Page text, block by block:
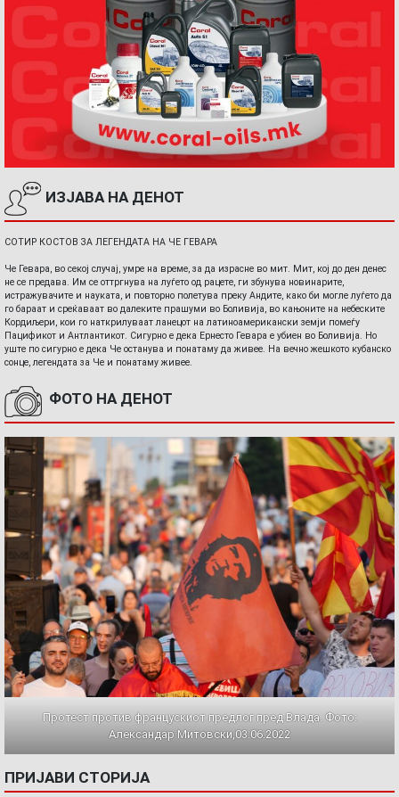
ИЗЈАВА НА ДЕНОТ
СОТИР КОСТОВ ЗА ЛЕГЕНДАТА НА ЧЕ ГЕВАРА
Че Гевара, во секој случај, умре на време, за да израсне во мит. Мит, кој до ден денес
не се предава. Им се оттргнува на луѓето од рацете, ги збунува новинарите,
истражувачите и науката, и повторно полетува преку Андите, како би могле луѓето да
го бараат и среќаваат во далеките прашуми во Боливија, во кањоните на небеските
Кордиљери, кои го наткрилуваат ланецот на латиноамерикански земји помеѓу
Пацификот и Антлантикот. Сигурно е дека Ернесто Гевара е убиен во Боливија. Но
уште по сигурно е дека Че останува и понатаму да живее. На вечно жешкото кубанско
сонце, легендата за Че и понатаму живее.
ФОТО НА ДЕНОТ
Протест против францускиот предлог пред Влада. Фото:
Александар Митовски,03.06.2022
ПРИЈАВИ СТОРИЈА